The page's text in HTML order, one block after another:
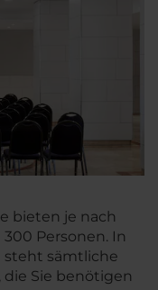
bieten je nach
Personen. In
sämtliche
Sie benötigen